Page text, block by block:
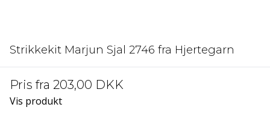
Strikkekit Marjun Sjal 2746 fra Hjertegarn
Pris fra 203,00 DKK
Vis produkt